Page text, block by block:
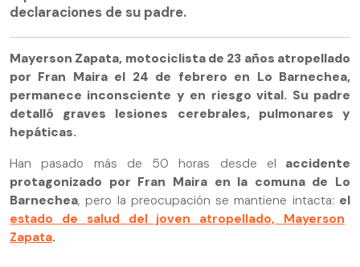
declaraciones de su padre.
Mayerson Zapata, motociclista de 23 años atropellado
por Fran Maira el 24 de febrero en Lo Barnechea,
permanece inconsciente y en riesgo vital. Su padre
detalló graves lesiones cerebrales, pulmonares y
hepáticas.
Han pasado más de 50 horas desde el accidente
protagonizado por Fran Maira en la comuna de Lo
Barnechea, pero la preocupación se mantiene intacta: el
estado de salud del joven atropellado, Mayerson
Zapata.